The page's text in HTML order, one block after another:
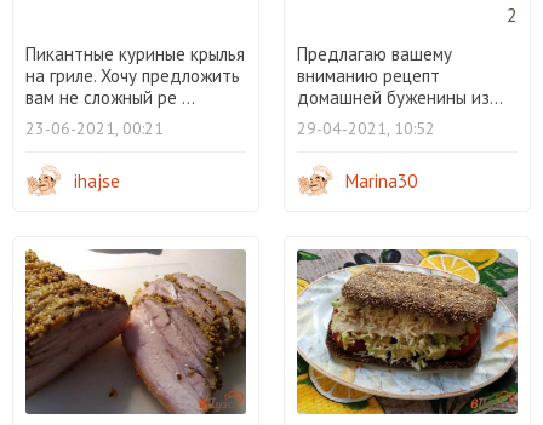
Пикантные куриные крылья
на гриле. Хочу предложить
вам не сложный ре ...
23-06-2021, 00:21
ihajse
2
Предлагаю вашему
вниманию рецепт
домашней буженины из...
29-04-2021, 10:52
Marina30